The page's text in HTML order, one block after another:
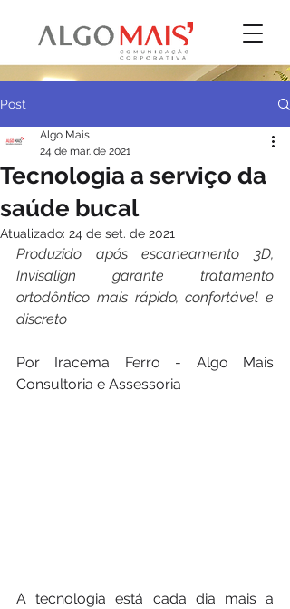
Post
Tecnologia a serviço da
saúde bucal
Algo Mais
24 de mar. de 2021
Atualizado: 24 de set. de 2021
Produzido após escaneamento 3D,
Invisalign garante tratamento
ortodôntico mais rápido, confortável e
discreto
Por Iracema Ferro - Algo Mais
Consultoria e Assessoria
A tecnologia está cada dia mais a